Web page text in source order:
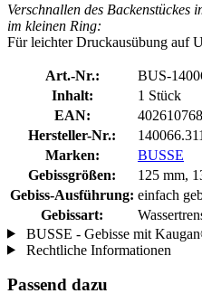
Verschnallen des Backenstückes
im kleinen Ring:
Für leichter Druckausübung auf
Art.-Nr.:
BUS-
Inhalt:
1 Stück
EAN:
Hersteller-Nr.:
Marken:
BUSSE
Gebissgrößen:
125 mm,
Gebiss-Ausführung: einfach
Gebissart:
BUSSE - Gebisse mit
Rechtliche Informationen
Passend dazu